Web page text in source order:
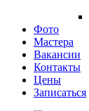
Фото
Мастера
Вакансии
Контакты
Цены
Записаться